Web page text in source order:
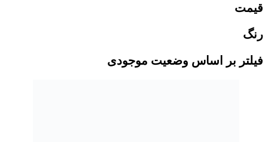
قیمت
رنگ
فیلتر بر اساس وضعیت موجودی